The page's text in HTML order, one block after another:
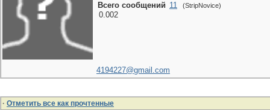
Всего сообщений 11 (StripNovice)
0.002
4194227@gmail.com
· Отметить все как прочтенные